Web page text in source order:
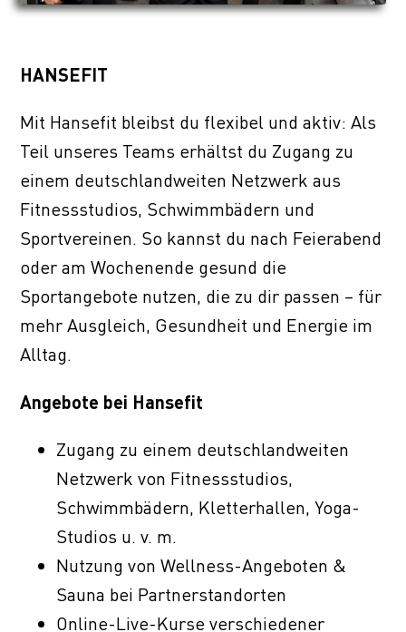
HANSEFIT
Mit Hansefit bleibst du flexibel und aktiv: Als
Teil unseres Teams erhältst du Zugang zu
einem deutschlandweiten Netzwerk aus
Fitnessstudios, Schwimmbädern und
Sportvereinen. So kannst du nach Feierabend
oder am Wochenende gesund die
Sportangebote nutzen, die zu dir passen – für
mehr Ausgleich, Gesundheit und Energie im
Alltag.
Angebote bei Hansefit
Zugang zu einem deutschlandweiten
Netzwerk von Fitnessstudios,
Schwimmbädern, Kletterhallen, Yoga-
Studios u. v. m.
Nutzung von Wellness-Angeboten &
Sauna bei Partnerstandorten
Online-Live-Kurse verschiedener